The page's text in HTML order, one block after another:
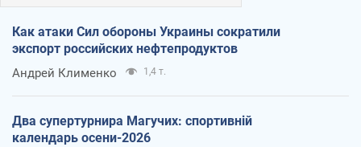
Как атаки Сил обороны Украины сократили
экспорт российских нефтепродуктов
Андрей Клименко 1,4 т.
Два супертурнира Магучих: спортивній
календарь осени-2026